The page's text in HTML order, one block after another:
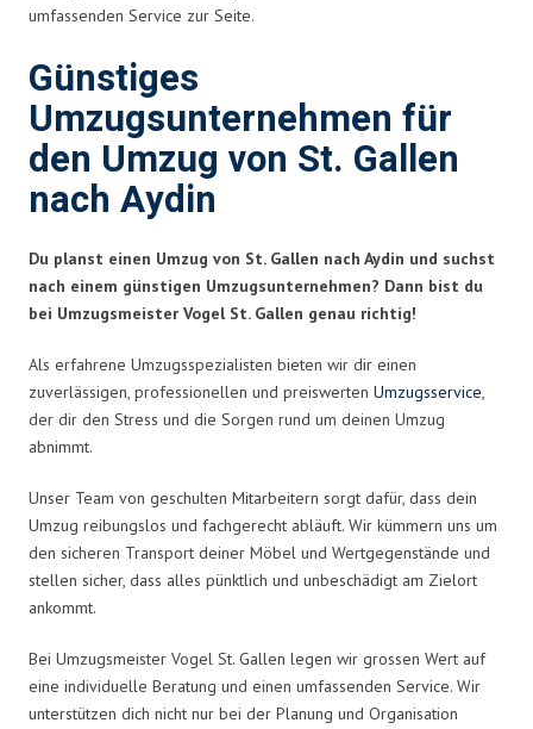
umfassenden Service zur Seite.
Günstiges
Umzugsunternehmen für
den Umzug von St. Gallen
nach Aydin
Du planst einen Umzug von St. Gallen nach Aydin und suchst
nach einem günstigen Umzugsunternehmen? Dann bist du
bei Umzugsmeister Vogel St. Gallen genau richtig!
Als erfahrene Umzugsspezialisten bieten wir dir einen
zuverlässigen, professionellen und preiswerten Umzugsservice,
der dir den Stress und die Sorgen rund um deinen Umzug
abnimmt.
Unser Team von geschulten Mitarbeitern sorgt dafür, dass dein
Umzug reibungslos und fachgerecht abläuft. Wir kümmern uns um
den sicheren Transport deiner Möbel und Wertgegenstände und
stellen sicher, dass alles pünktlich und unbeschädigt am Zielort
ankommt.
Bei Umzugsmeister Vogel St. Gallen legen wir grossen Wert auf
eine individuelle Beratung und einen umfassenden Service. Wir
unterstützen dich nicht nur bei der Planung und Organisation